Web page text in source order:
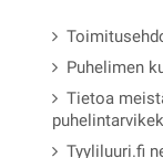
Puhelimen
Tietoa
Tyyliluuri.fi